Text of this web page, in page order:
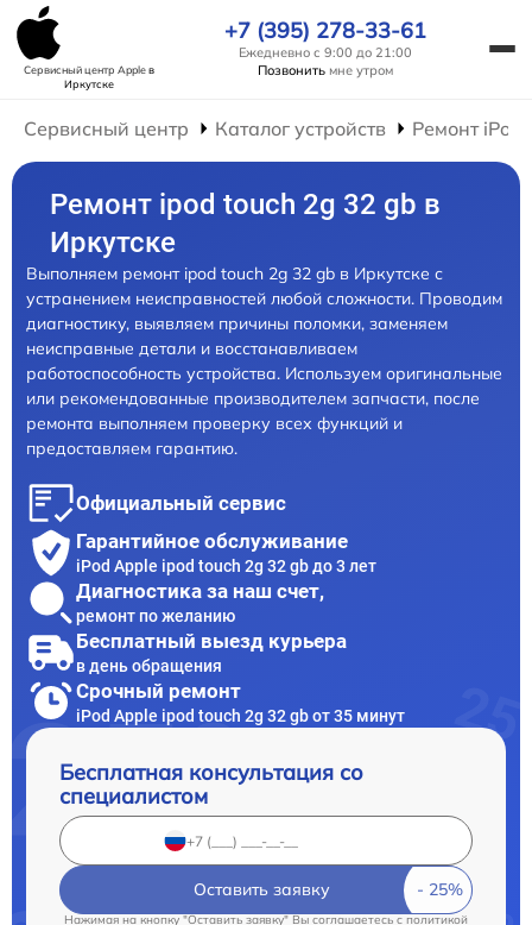
Сервисный центр Appleв
Иркутске
+7 (395) 278-33-61
Ежедневно с 9:00 до 21:00
Позвонить мне утром
Сервисный центр Каталог устройств Ремонт iPod
Ремонт ipod touch 2g 32 gb в
Иркутске
Выполняем ремонт ipod touch 2g 32 gb в Иркутске с
устранением неисправностей любой сложности. Проводим
диагностику, выявляем причины поломки, заменяем
неисправные детали и восстанавливаем
работоспособность устройства. Используем оригинальные
или рекомендованные производителем запчасти, после
ремонта выполняем проверку всех функций и
предоставляем гарантию.
Официальный сервис
Гарантийное обслуживание
iPod Apple ipod touch 2g 32 gb до 3 лет
Диагностика за наш счет,
ремонт по желанию
Бесплатный выезд курьера
в день обращения
Срочный ремонт
iPod Apple ipod touch 2g 32 gb от 35 минут
Бесплатная консультация со
специалистом
Оставить заявку
Нажимая на кнопку "Оставить заявку" Вы соглашаетесь cполитикой